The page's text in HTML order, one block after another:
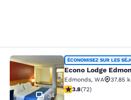
Econo Lodge
34
ÉCONOMISEZ SUR LES
Econo Lodge
Edmonds, WA
37.85
3.82 étoiles. Bien. 72
3.8(72)